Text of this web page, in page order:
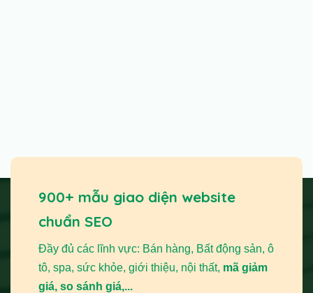
900+ mẫu giao diện website
chuẩn SEO
Đầy đủ các lĩnh vực: Bán hàng, Bất động sản, ô
tô, spa, sức khỏe, giới thiệu, nội thất, mã giảm
giá, so sánh giá,...